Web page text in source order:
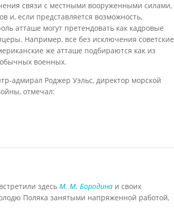
связи с местными вооруженными силами,
и, если представляется возможность,
атташе могут претендовать как кадровые
Например, все без исключения советские
же атташе подбираются как из
военных.
адмирал Роджер Уэльс, директор морской
отмечал:
здесь М. М. Бородина и своих
Поляка занятыми напряженной работой,